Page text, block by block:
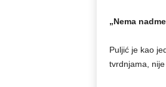
„Nema
Puljić je kao
tvrdnjama,